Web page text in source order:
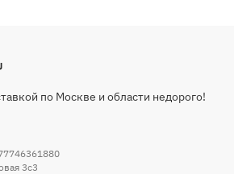
по Москве и области недорого!
3c3